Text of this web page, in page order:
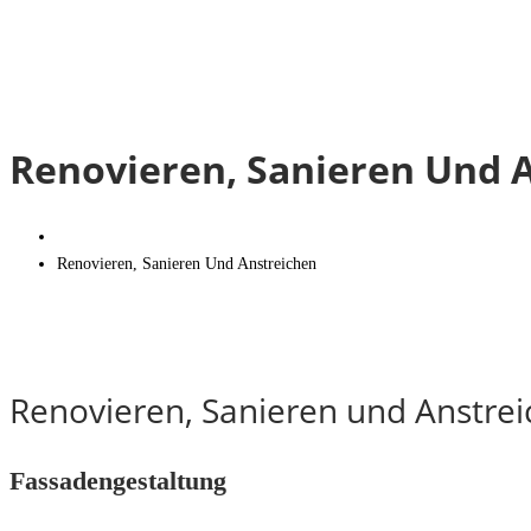
Renovieren, Sanieren Und
Renovieren, Sanieren Und Anstreichen
Renovieren, Sanieren und
Fassadengestaltung